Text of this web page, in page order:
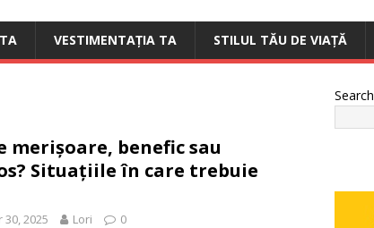
VESTIMENTAȚIA TA STILUL TĂU DE VIAȚĂ
merișoare, benefic sau
Situațiile în care trebuie
2025 Lori 0
Search